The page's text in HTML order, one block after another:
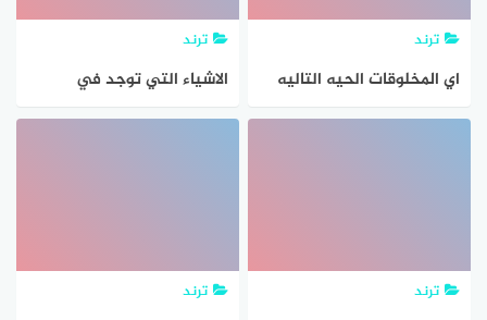
ترند
اي المخلوقات الحيه التاليه
تتكون اجسامها من جزئين
ترند
الاشياء التي توجد في
الطبيعه وتستخدمها
ترند ترند